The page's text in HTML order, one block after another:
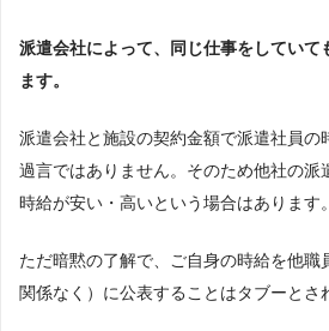
派遣会社によって、同じ仕事をしていて
ます。
派遣会社と施設の契約金額で派遣社員の
過言ではありません。そのため他社の派
時給が安い・高いという場合はあります。
ただ暗黙の了解で、ご自身の時給を他職
関係なく）に公表することはタブーとさ